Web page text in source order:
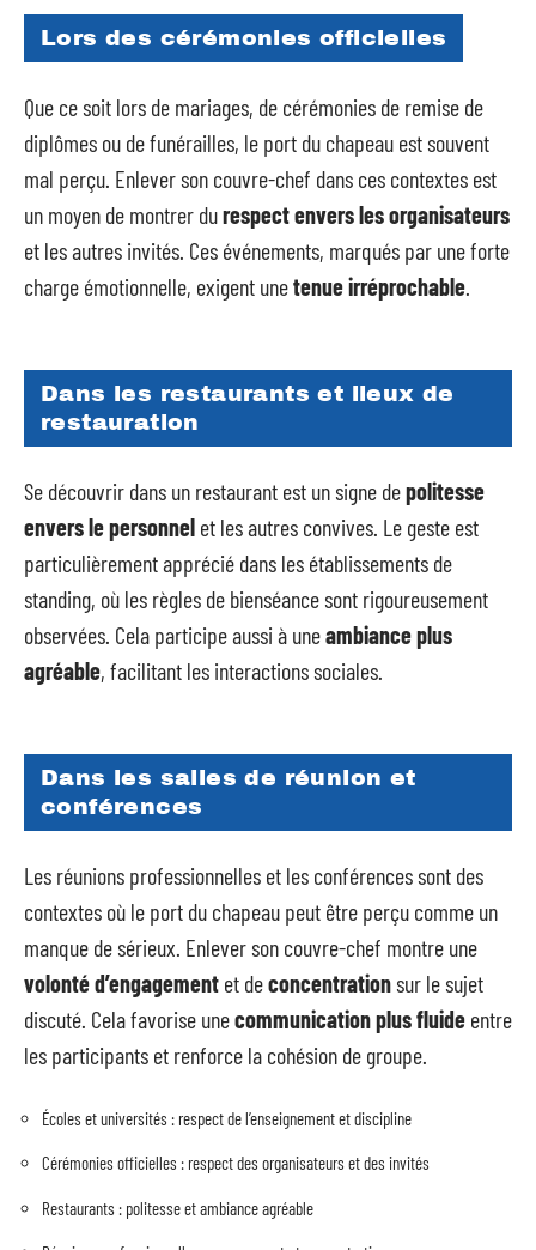
Lors des cérémonies officielles
Que ce soit lors de mariages, de cérémonies de remise de
diplômes ou de funérailles, le port du chapeau est souvent
mal perçu. Enlever son couvre-chef dans ces contextes est
un moyen de montrer durespect envers les organisateurs
et les autres invités. Ces événements, marqués par une forte
charge émotionnelle, exigent unetenue irréprochable.
Dans les restaurants et lieux de
restauration
Se découvrir dans un restaurant est un signe depolitesse
envers le personnel et les autres convives. Le geste est
particulièrement apprécié dans les établissements de
standing, où les règles de bienséance sont rigoureusement
observées. Cela participe aussi à uneambiance plus
agréable, facilitant les interactions sociales.
Dans les salles de réunion et
conférences
Les réunions professionnelles et les conférences sont des
contextes où le port du chapeau peut être perçu comme un
manque de sérieux. Enlever son couvre-chef montre une
volonté d’engagement et deconcentrationsur le sujet
discuté. Cela favorise unecommunication plus fluide entre
les participants et renforce la cohésion de groupe.
Écoles et universités : respect de l’enseignement et discipline
Cérémonies officielles : respect des organisateurs et des invités
Restaurants : politesse et ambiance agréable